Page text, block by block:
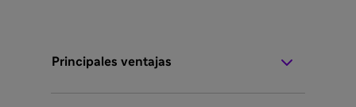
Principales ventajas